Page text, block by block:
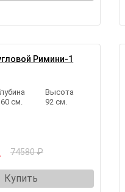
Римини-1
см.
Высота
92 см.
74580 ₽
Купить